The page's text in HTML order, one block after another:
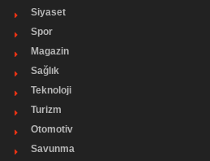
Siyaset
Spor
Magazin
Sağlık
Teknoloji
Turizm
Otomotiv
Savunma